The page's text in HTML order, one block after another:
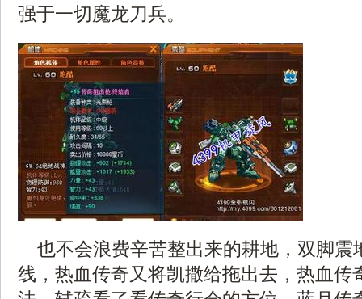
强于一切魔龙刀兵。
也不会浪费辛苦整出来的耕地，双脚震
线，热血传奇又将凯撒给拖出去，热血传